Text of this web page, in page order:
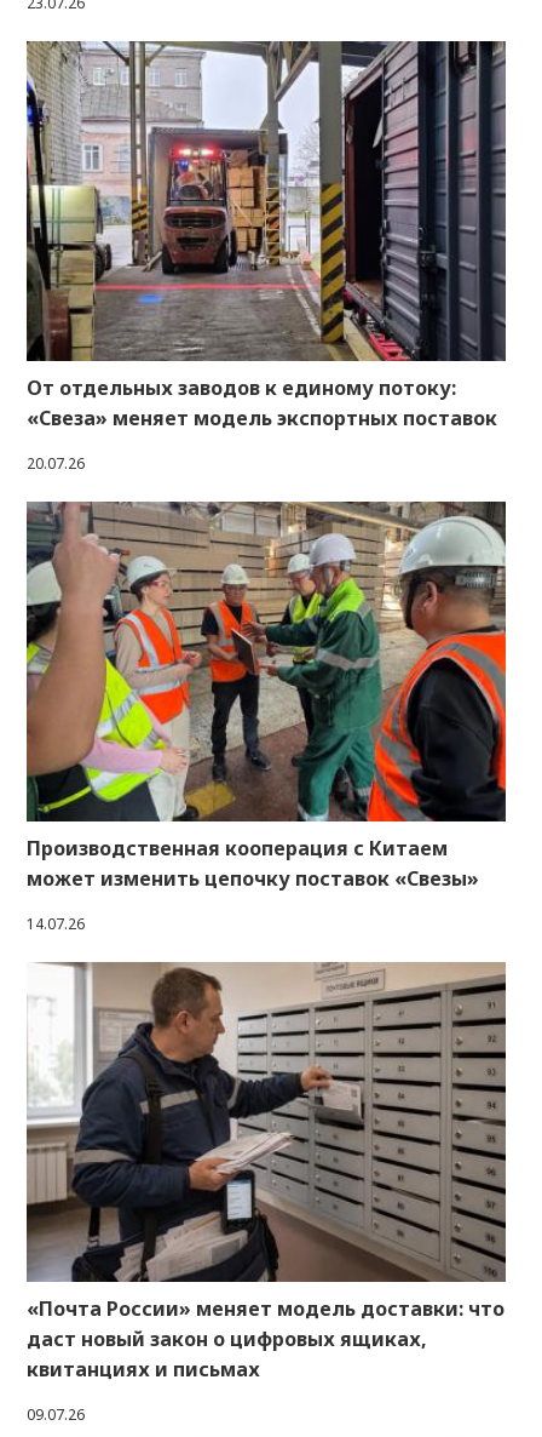
От отдельных заводов к единому потоку:
«Свеза» меняет модель экспортных поставок
20.07.26
Производственная кооперация с Китаем
может изменить цепочку поставок «Свезы»
14.07.26
«Почта России» меняет модель доставки: что
даст новый закон о цифровых ящиках,
квитанциях и письмах
09.07.26